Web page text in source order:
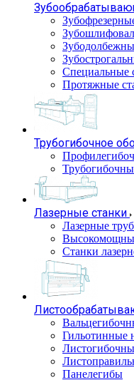
Специальные
Протяжные
Трубогибочное
Лазерные станки
Лазерные
Станки
Гильотинные
Панелегибы